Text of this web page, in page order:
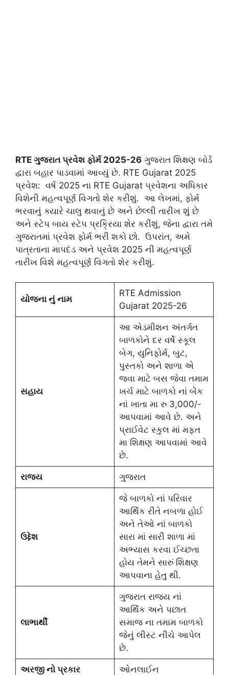
RTE ગુજરાત પ્રવેશ ફોર્મ 2025-26 ગુજરાત શિક્ષણ બોર્ડ
દ્વારા બહાર પાડવામાં આવ્યું છે. RTE Gujarat 2025
પ્રવેશ: વર્ષ 2025 ના RTE Gujarat પ્રવેશના અધિકાર
વિશેની મહત્વપૂર્ણ વિગતો શેર કરીશું. આ લેખમાં, ફોર્મ
ભરવાનું ક્યારે ચાલુ થવાનું છે અને છેલ્લી તારીખ શું છે
અને સ્ટેપ બાય સ્ટેપ પ્રક્રિયા શેર કરીશું, જેના દ્વારા તમે
ગુજરાતમાં પ્રવેશ ફોર્મ ભરી શકો છો. ઉપરાંત, અમે
પાત્રતાના માપદંડ અને પ્રવેશ 2025 ની મહત્વપૂર્ણ
તારીખ વિશે મહત્વપૂર્ણ વિગતો શેર કરીશું.
યોજના નું નામ
RTE Admission
Gujarat 2025-26
સહાય
આ એડમીશન અંતર્ગત
બાળકોને દર વર્ષે સ્કૂલ
બેગ, યુનિફોર્મ, બુટ,
પુસ્તકો અને શાળા એ
જવા માટે બસ જેવા તમામ
ખર્ચ માટે બાળકો નાં બેંક
નાં ખાતા મા રુ 3,000/-
આપવામાં આવે છે. અને
પ્રાઈવેટ સ્કુલ માં મફત
મા શિક્ષણ આપવામાં આવે
છે.
રાજ્ય ગુજરાત
ઉદ્દેશ
જે બાળકો નાં પરિવાર
આર્થિક રીતે નબળા હોઈ
અને તેઓ નાં બાળકો
સારા માં સારી શાળા માં
અભ્યાસ કરવા ઈચ્છતા
હોય તેમને સારું શિક્ષણ
આપવાના હેતુ થી.
લાભાર્થી
ગુજરાત રાજ્ય નાં
આર્થિક અને પછાત
સમાજ ના તમામ બાળકો
જેનું લીસ્ટ નીચે આપેલ
છે.
અરજી નો પ્રકાર ઓનલાઈન